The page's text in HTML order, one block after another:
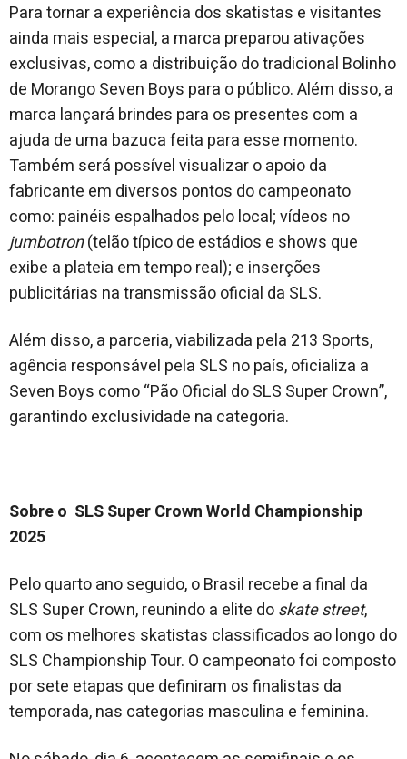
Para tornar a experiência dos skatistas e visitantes
ainda mais especial, a marca preparou ativações
exclusivas, como a distribuição do tradicional Bolinho
de Morango Seven Boys para o público. Além disso, a
marca lançará brindes para os presentes com a
ajuda de uma bazuca feita para esse momento.
Também será possível visualizar o apoio da
fabricante em diversos pontos do campeonato
como: painéis espalhados pelo local; vídeos no
jumbotron(telão típico de estádios e shows que
exibe a plateia em tempo real); e inserções
publicitárias na transmissão oficial da SLS.
Além disso, a parceria, viabilizada pela 213 Sports,
agência responsável pela SLS no país, oficializa a
Seven Boys como “Pão Oficial do SLS Super Crown”,
garantindo exclusividade na categoria.
Sobre o SLS Super Crown World Championship
2025
Pelo quarto ano seguido, o Brasil recebe a final da
SLS Super Crown, reunindo a elite doskate street,
com os melhores skatistas classificados ao longo do
SLS Championship Tour. O campeonato foi composto
por sete etapas que definiram os finalistas da
temporada, nas categorias masculina e feminina.